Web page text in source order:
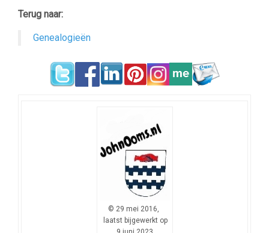
Terug naar:
Genealogieën
© 29 mei 2016,
laatst bijgewerkt op